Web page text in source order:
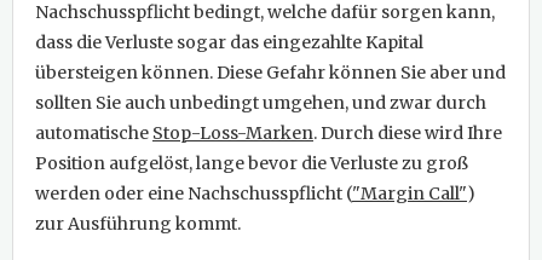
Nachschusspflicht bedingt, welche dafür sorgen kann,
dass die Verluste sogar das eingezahlte Kapital
übersteigen können. Diese Gefahr können Sie aber und
sollten Sie auch unbedingt umgehen, und zwar durch
automatische Stop-Loss-Marken. Durch diese wird Ihre
Position aufgelöst, lange bevor die Verluste zu groß
werden oder eine Nachschusspflicht ("Margin Call")
zur Ausführung kommt.